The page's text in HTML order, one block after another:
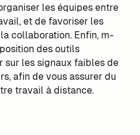
les équipes entre
et de favoriser les
collaboration. Enfin, m-
des outils
sur les signaux faibles de
afin de vous assurer du
travail à distance.